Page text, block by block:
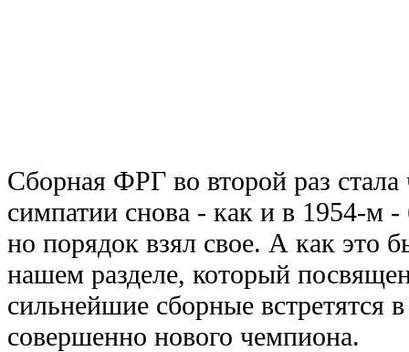
Сборная ФРГ во второй раз
симпатии снова - как и в 1954-м
но порядок взял свое. А как это
нашем разделе, который
сильнейшие сборные встретятся
совершенно нового чемпиона.